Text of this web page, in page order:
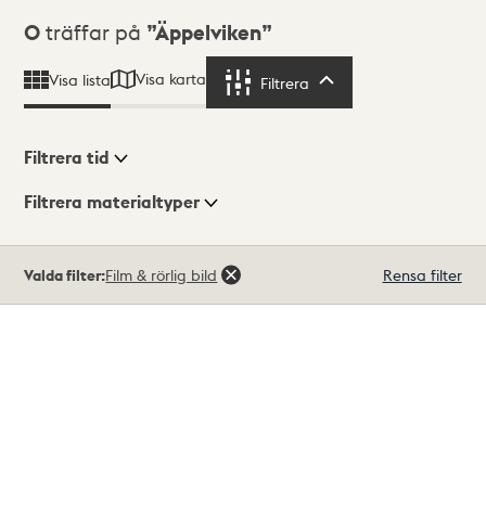
Sökresultat
0 träffar på Äppelviken
Visa lista Visa karta Filtrera
Visningsläge
Filtrera tid
Filtrera materialtyper
träffar
Valda filter:Film & rörlig bild Rensa filter